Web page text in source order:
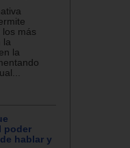
los más
la
la
poder
hablar y